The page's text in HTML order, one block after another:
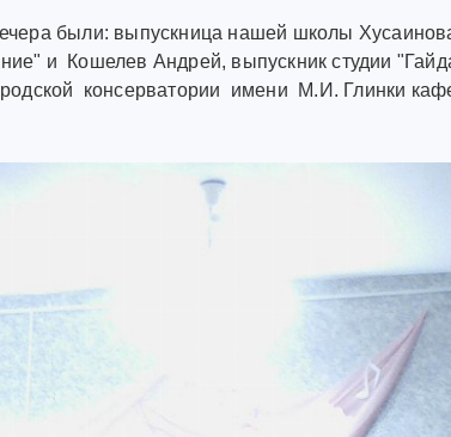
были: выпускница нашей школы
и Кошелев Андрей, выпускник студии
консерватории имени М.И. Глинки